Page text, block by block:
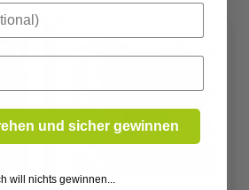
und sicher gewinnen
will nichts gewinnen...